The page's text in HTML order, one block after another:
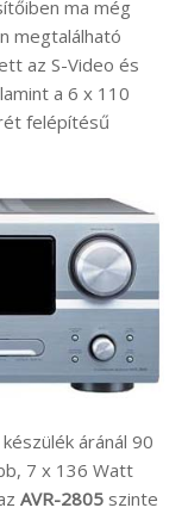
ma még
megtalálható
az S-Video és
a 6 x 110
felépítésű
áránál 90
7 x 136 Watt
AVR-2805 szinte